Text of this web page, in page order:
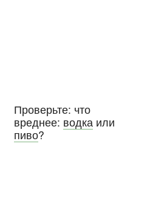
Проверьте: что
вреднее: водка или
пиво?